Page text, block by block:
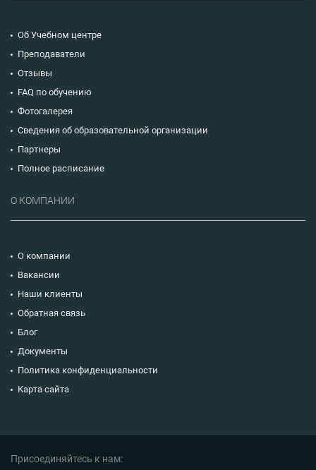
Об Учебном центре
Преподаватели
Отзывы
FAQ по обучению
Фотогалерея
Сведения об образовательной организации
Партнеры
Полное расписание
О КОМПАНИИ
О компании
Вакансии
Наши клиенты
Обратная связь
Блог
Документы
Политика конфиденциальности
Карта сайта
Присоединяйтесь к нам: